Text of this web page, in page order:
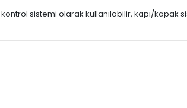
sistemi olarak kullanılabilir, kapı/kapak